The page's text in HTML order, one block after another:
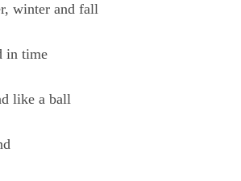
winter and fall
in time
like a ball